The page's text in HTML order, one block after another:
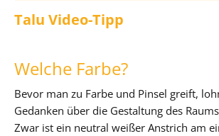
Talu Video-Tipp
Welche Farbe?
Bevor man zu Farbe und Pinsel greift,
Gedanken über die Gestaltung des
Zwar ist ein neutral weißer Anstrich am